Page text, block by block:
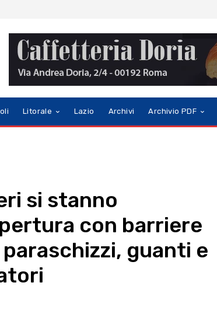
Litorale Lazio Archivi Archivio PDF
si stanno
con barriere
guanti e